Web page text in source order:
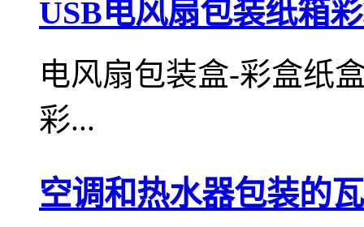
USB电风扇包装纸箱
电风扇包装盒-彩盒纸
彩...
空调和热水器包装的